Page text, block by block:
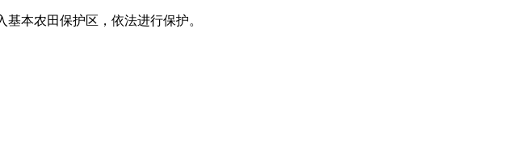
本农田保护区，依法进行保护。